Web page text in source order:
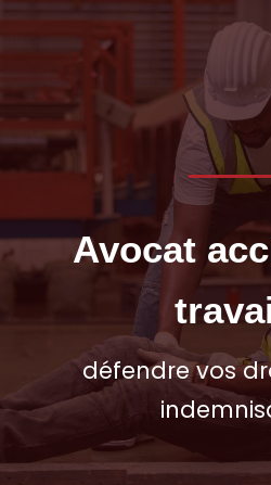
Avocat
défendre vos